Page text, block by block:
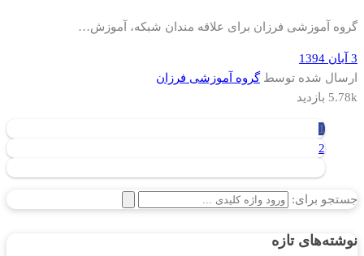
گروه آموزشی فرزان برای علاقه مندان شبکه، آموزش…
3 آبان 1394
ارسال شده توسطگروه آموزشی فرزان
5.78k بازدید
1
2
جستجو برای:
نوشته‌های تازه